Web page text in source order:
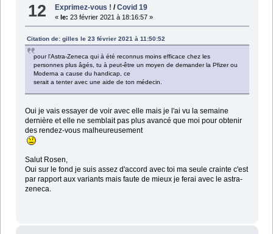
12 Exprimez-vous ! /Covid 19
«le: 23 février 2021 à 18:16:57 »
Citation de: gilles le 23 février 2021 à 11:50:52
pour l'Astra-Zeneca qui à été reconnus moins efficace chez les
personnes plus âgés, tu à peut-être un moyen de demander la Pfizer ou
Moderna a cause du handicap, ce
serait a tenter avec une aide de ton médecin.
Oui je vais essayer de voir avec elle mais je l'ai vu la semaine
dernière et elle ne semblait pas plus avancé que moi pour obtenir
des rendez-vous malheureusement
Salut Rosen,
Oui sur le fond je suis assez d'accord avec toi ma seule crainte c'est
par rapport aux variants mais faute de mieux je ferai avec le astra-
zeneca.